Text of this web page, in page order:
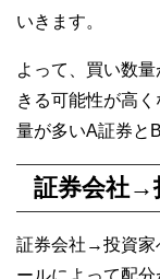
いきます。
よって、買い数
きる可能性が高
量が多いA証券と
証券会社→
証券会社→投資家
ールによって配分